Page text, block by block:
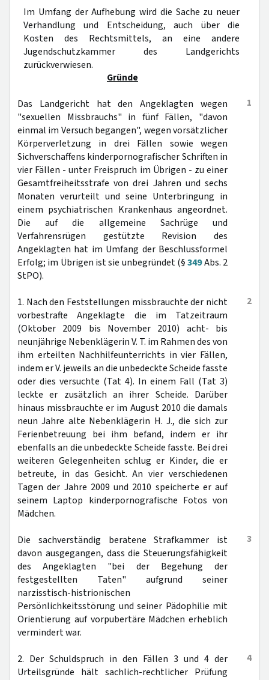
Im Umfang der Aufhebung wird die Sache zu neuer
Verhandlung und Entscheidung, auch über die
Kosten des Rechtsmittels, an eine andere
Jugendschutzkammer des Landgerichts
zurückverwiesen.
Gründe
1
Das Landgericht hat den Angeklagten wegen
"sexuellen Missbrauchs" in fünf Fällen, "davon
einmal im Versuch begangen", wegen vorsätzlicher
Körperverletzung in drei Fällen sowie wegen
Sichverschaffens kinderpornografischer Schriften in
vier Fällen - unter Freispruch im Übrigen - zu einer
Gesamtfreiheitsstrafe von drei Jahren und sechs
Monaten verurteilt und seine Unterbringung in
einem psychiatrischen Krankenhaus angeordnet.
Die auf die allgemeine Sachrüge und
Verfahrensrügen gestützte Revision des
Angeklagten hat im Umfang der Beschlussformel
Erfolg; im Übrigen ist sie unbegründet (§349Abs. 2
StPO).
2
1. Nach den Feststellungen missbrauchte der nicht
vorbestrafte Angeklagte die im Tatzeitraum
(Oktober 2009 bis November 2010) acht- bis
neunjährige Nebenklägerin V. T. im Rahmen des von
ihm erteilten Nachhilfeunterrichts in vier Fällen,
indem er V. jeweils an die unbedeckte Scheide fasste
oder dies versuchte (Tat 4). In einem Fall (Tat 3)
leckte er zusätzlich an ihrer Scheide. Darüber
hinaus missbrauchte er im August 2010 die damals
neun Jahre alte Nebenklägerin H. J., die sich zur
Ferienbetreuung bei ihm befand, indem er ihr
ebenfalls an die unbedeckte Scheide fasste. Bei drei
weiteren Gelegenheiten schlug er Kinder, die er
betreute, in das Gesicht. An vier verschiedenen
Tagen der Jahre 2009 und 2010 speicherte er auf
seinem Laptop kinderpornografische Fotos von
Mädchen.
3
Die sachverständig beratene Strafkammer ist
davon ausgegangen, dass die Steuerungsfähigkeit
des Angeklagten "bei der Begehung der
festgestellten Taten" aufgrund seiner
narzisstisch-histrionischen
Persönlichkeitsstörung und seiner Pädophilie mit
Orientierung auf vorpubertäre Mädchen erheblich
vermindert war.
4
2. Der Schuldspruch in den Fällen 3 und 4 der
Urteilsgründe hält sachlich-rechtlicher Prüfung